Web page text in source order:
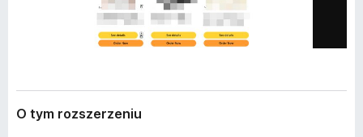
x
O tym rozszerzeniu